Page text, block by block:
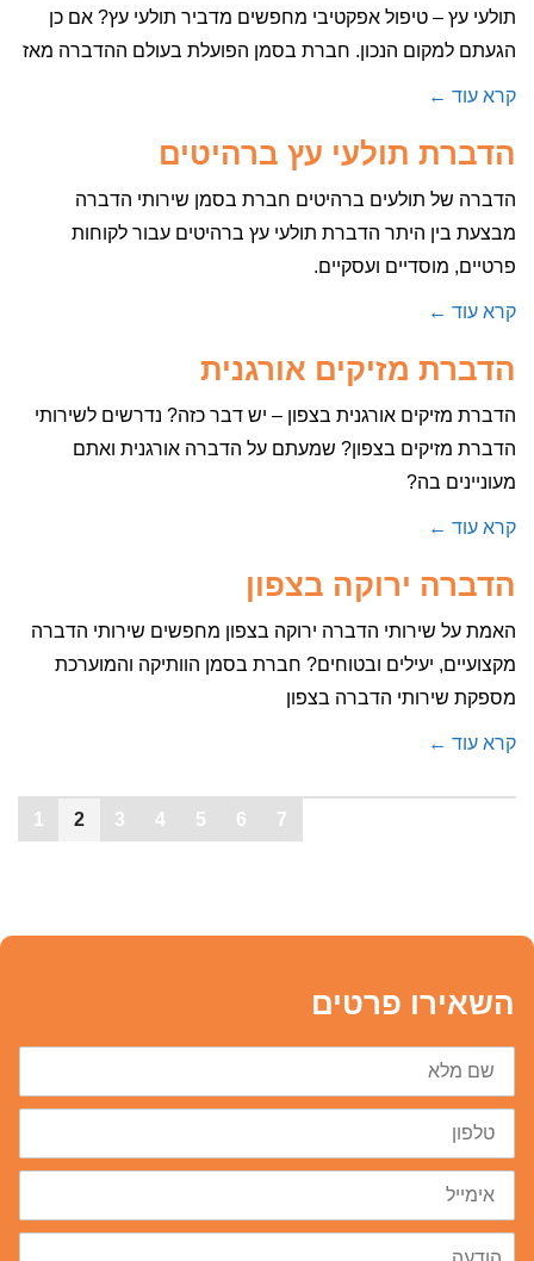
תולעי עץ – טיפול אפקטיבי מחפשים מדביר תולעי עץ? אם כן
הגעתם למקום הנכון. חברת בסמן הפועלת בעולם ההדברה מאז
קרא עוד ←
הדברת תולעי עץ ברהיטים
הדברה של תולעים ברהיטים חברת בסמן שירותי הדברה
מבצעת בין היתר הדברת תולעי עץ ברהיטים עבור לקוחות
פרטיים, מוסדיים ועסקיים.
קרא עוד ←
הדברת מזיקים אורגנית
הדברת מזיקים אורגנית בצפון – יש דבר כזה? נדרשים לשירותי
הדברת מזיקים בצפון? שמעתם על הדברה אורגנית ואתם
מעוניינים בה?
קרא עוד ←
הדברה ירוקה בצפון
האמת על שירותי הדברה ירוקה בצפון מחפשים שירותי הדברה
מקצועיים, יעילים ובטוחים? חברת בסמן הוותיקה והמוערכת
מספקת שירותי הדברה בצפון
קרא עוד ←
1 2 3 4 5 6 7
השאירו פרטים
שם
מלא
טלפון
דוא״ל
הודעה